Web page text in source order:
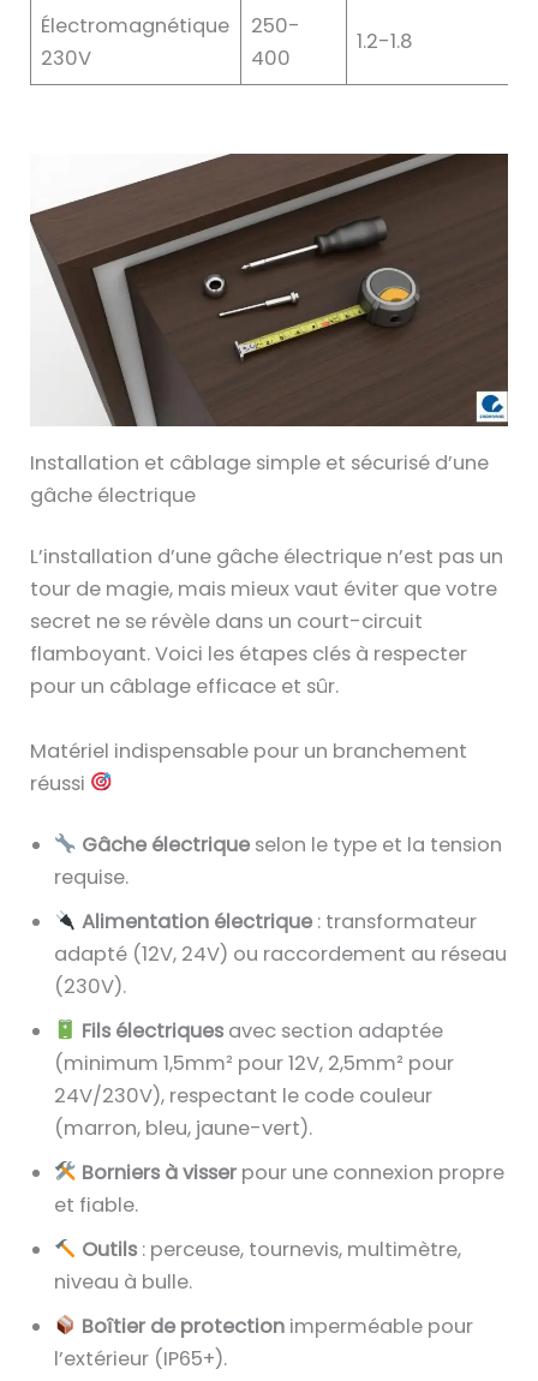
Électromagnétique
230V
250-
400
1.2-1.8
Installation et câblage simple et sécurisé d’une
gâche électrique
L’installation d’une gâche électrique n’est pas un
tour de magie, mais mieux vaut éviter que votre
secret ne se révèle dans un court-circuit
flamboyant. Voici les étapes clés à respecter
pour un câblage efficace et sûr.
Matériel indispensable pour un branchement
réussi
Gâche électriqueselon le type et la tension
requise.
Alimentation électrique: transformateur
adapté (12V, 24V) ou raccordement au réseau
(230V).
Fils électriquesavec section adaptée
(minimum 1,5mm² pour 12V, 2,5mm² pour
24V/230V), respectant le code couleur
(marron, bleu, jaune-vert).
Borniers à visserpour une connexion propre
et fiable.
Outils: perceuse, tournevis, multimètre,
niveau à bulle.
Boîtier de protectionimperméable pour
l’extérieur (IP65+).